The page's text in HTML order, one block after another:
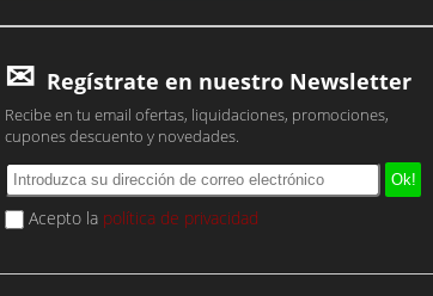
Regístrate en nuestro Newsletter
Recibe en tu email ofertas, liquidaciones, promociones,
cupones descuento y novedades.
Acepto la política de privacidad